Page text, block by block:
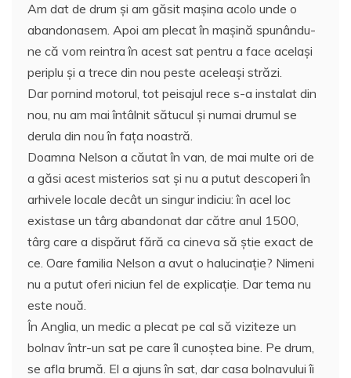
Am dat de drum şi am găsit maşina acolo unde o
abandonasem. Apoi am plecat în maşină spunându-
ne că vom reintra în acest sat pentru a face acelaşi
periplu şi a trece din nou peste aceleaşi străzi.
Dar pornind motorul, tot peisajul rece s-a instalat din
nou, nu am mai întâlnit sătucul şi numai drumul se
derula din nou în faţa noastră.
Doamna Nelson a căutat în van, de mai multe ori de
a găsi acest misterios sat şi nu a putut descoperi în
arhivele locale decât un singur indiciu: în acel loc
existase un târg abandonat dar către anul 1500,
târg care a dispărut fără ca cineva să ştie exact de
ce. Oare familia Nelson a avut o halucinaţie? Nimeni
nu a putut oferi niciun fel de explicaţie. Dar tema nu
este nouă.
În Anglia, un medic a plecat pe cal să viziteze un
bolnav într-un sat pe care îl cunoştea bine. Pe drum,
se afla brumă. El a ajuns în sat, dar casa bolnavului îi